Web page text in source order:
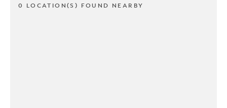
0 LOCATION(S) FOUND NEARBY